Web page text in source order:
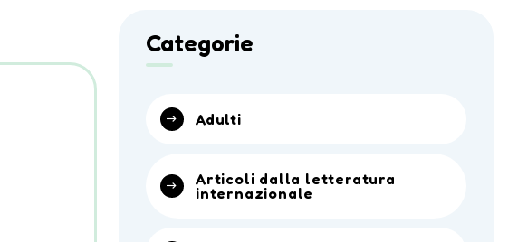
Categorie
Adulti
Articoli dalla letteratura
internazionale